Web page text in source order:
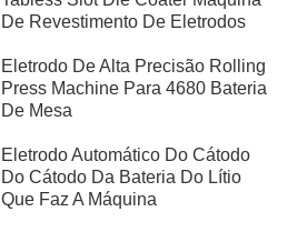
De Revestimento De Eletrodos
Eletrodo De Alta Precisão Rolling
Press Machine Para 4680 Bateria
De Mesa
Eletrodo Automático Do Cátodo
Do Cátodo Da Bateria Do Lítio
Que Faz A Máquina